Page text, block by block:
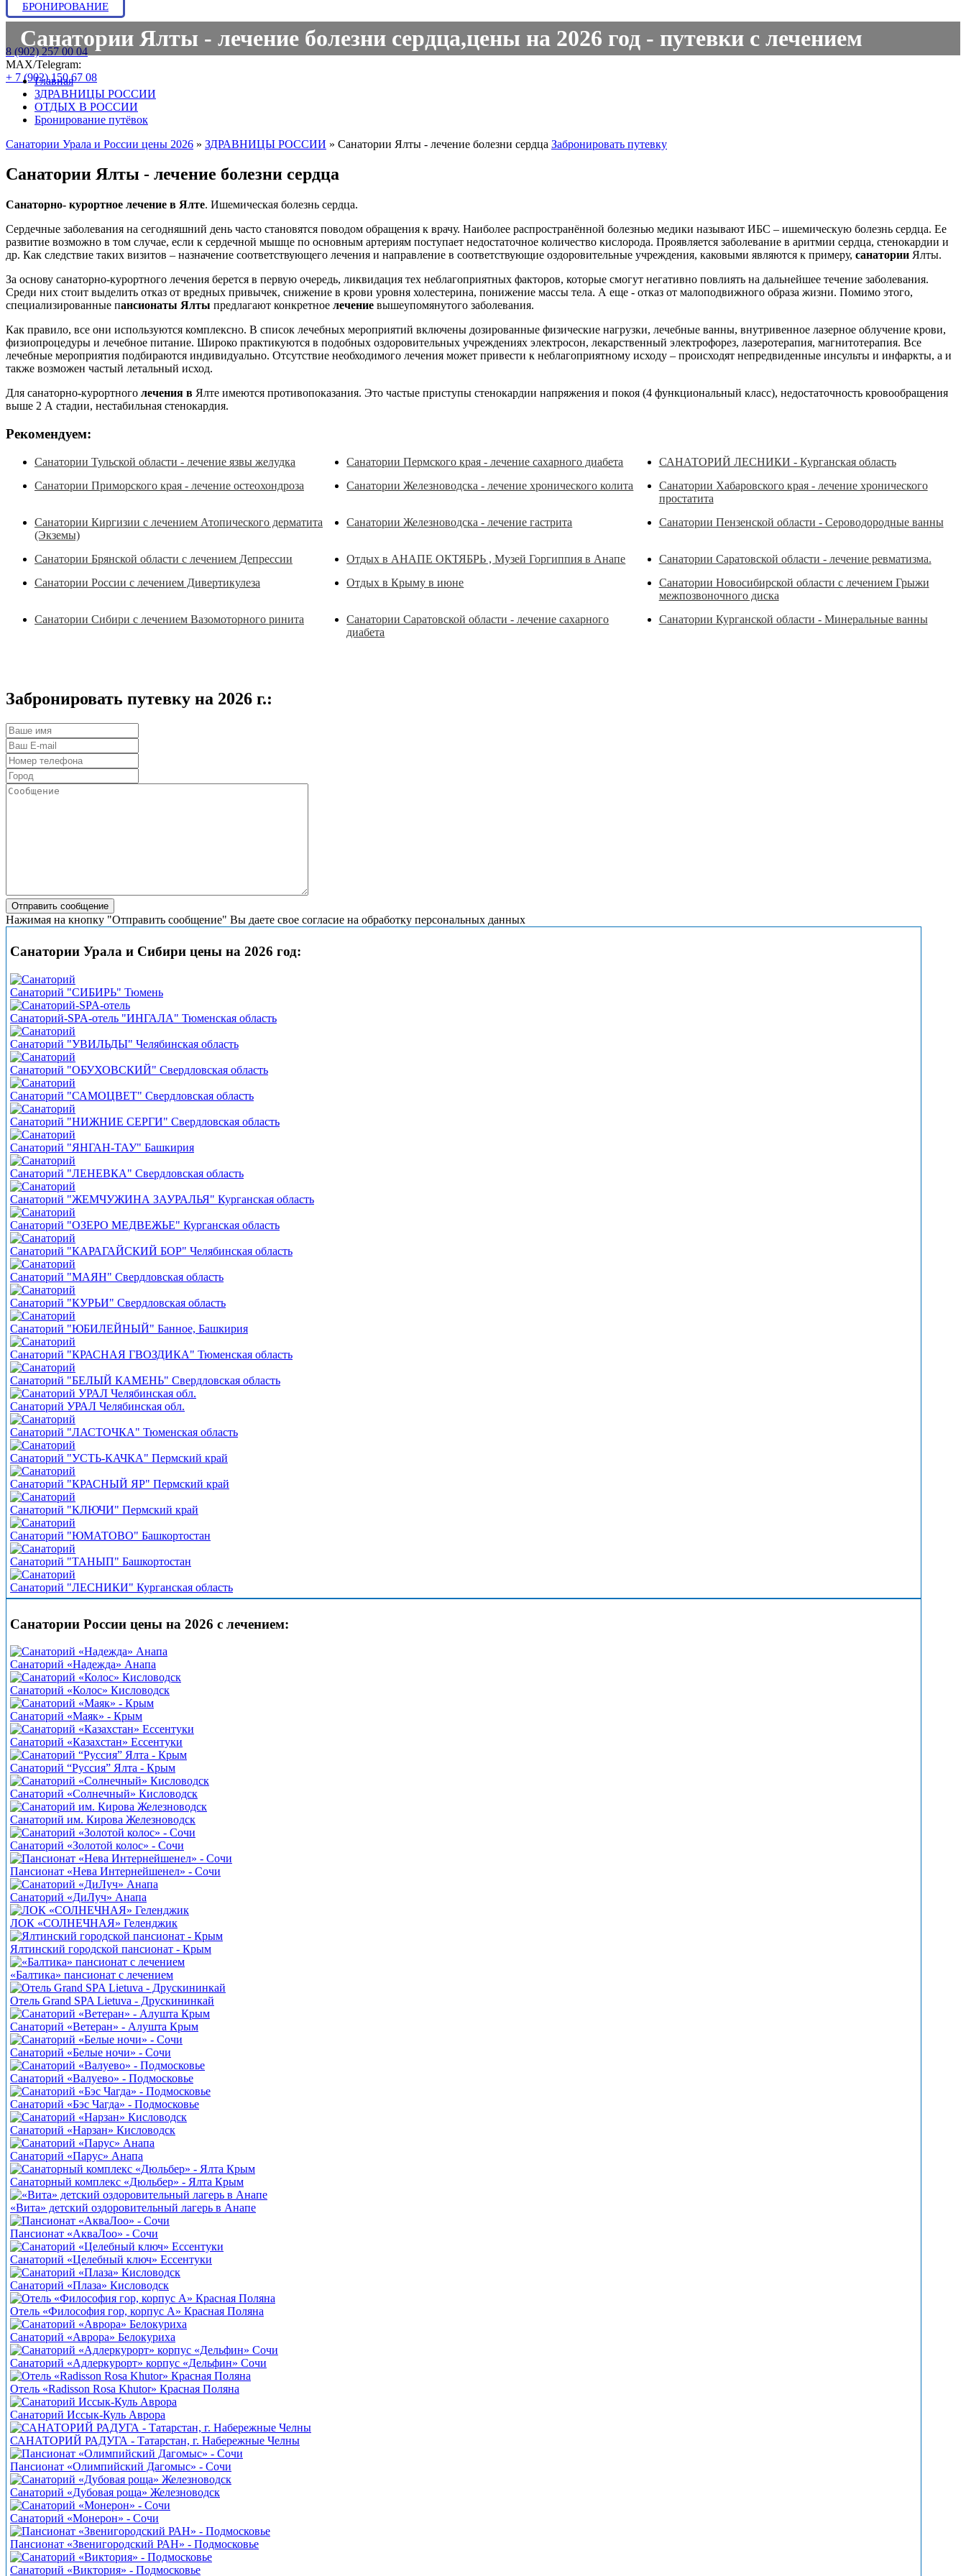
БРОНИРОВАНИЕ
8 (902) 257 00 04
МАХ/Telegram:
+ 7 (902) 150 67 08
Санатории Ялты - лечение болезни сердца,цены на 2026 год - путевки с лечением
Главная
ЗДРАВНИЦЫ РОССИИ
ОТДЫХ В РОССИИ
Бронирование путёвок
Санатории Урала и России цены 2026 » ЗДРАВНИЦЫ РОССИИ » Санатории Ялты - лечение болезни сердца Забронировать путевку
Санатории Ялты - лечение болезни сердца
Санаторно- курортное лечение в Ялте. Ишемическая болезнь сердца.
Сердечные заболевания на сегодняшний день часто становятся поводом обращения к врачу. Наиболее распространённой болезнью медики называют ИБС – ишемическую болезнь сердца. Ее
развитие возможно в том случае, если к сердечной мышце по основным артериям поступает недостаточное количество кислорода. Проявляется заболевание в аритмии сердца, стенокардии и
др. Как следствие таких визитов – назначение соответствующего лечения и направление в соответствующие оздоровительные учреждения, каковыми являются к примеру, санатории Ялты.
За основу санаторно-курортного лечения берется в первую очередь, ликвидация тех неблагоприятных факторов, которые смогут негативно повлиять на дальнейшее течение заболевания.
Среди них стоит выделить отказ от вредных привычек, снижение в крови уровня холестерина, понижение массы тела. А еще - отказ от малоподвижного образа жизни. Помимо этого,
специализированные пансионаты Ялты предлагают конкретное лечение вышеупомянутого заболевания.
Как правило, все они используются комплексно. В список лечебных мероприятий включены дозированные физические нагрузки, лечебные ванны, внутривенное лазерное облучение крови,
физиопроцедуры и лечебное питание. Широко практикуются в подобных оздоровительных учреждениях электросон, лекарственный электрофорез, лазеротерапия, магнитотерапия. Все
лечебные мероприятия подбираются индивидуально. Отсутствие необходимого лечения может привести к неблагоприятному исходу – происходят непредвиденные инсульты и инфаркты, а и
также возможен частый летальный исход.
Для санаторно-курортного лечения в Ялте имеются противопоказания. Это частые приступы стенокардии напряжения и покоя (4 функциональный класс), недостаточность кровообращения
выше 2 А стадии, нестабильная стенокардия.
Рекомендуем:
Санатории Тульской области - лечение язвы желудка Санатории Пермского края - лечение сахарного диабета
САНАТОРИЙ ЛЕСНИКИ - Курганская область
Санатории Приморского края - лечение остеохондроза
Санатории Железноводска - лечение хронического колита
Санатории Хабаровского края - лечение хронического
простатита
Санатории Киргизии с лечением Атопического дерматита
(Экземы)
Санатории Железноводска - лечение гастрита Санатории Пензенской области - Сероводородные ванны
Санатории Брянской области с лечением Депрессии Отдых в АНАПЕ ОКТЯБРЬ , Музей Горгиппия в Анапе
Санатории Саратовской области - лечение ревматизма.
Санатории России с лечением Дивертикулеза
Отдых в Крыму в июне
Санатории Новосибирской области с лечением Грыжи
межпозвоночного диска
Санатории Сибири с лечением Вазомоторного ринита
Санатории Саратовской области - лечение сахарного
диабета
Санатории Курганской области - Минеральные ванны
Забронировать путевку на 2026 г.:
Нажимая на кнопку "Отправить сообщение" Вы даете свое согласие на обработку персональных данных
Санатории Урала и Сибири цены на 2026 год:
Санаторий "СИБИРЬ" Тюмень
Санаторий-SPA-отель "ИНГАЛА" Тюменская область
Санаторий "УВИЛЬДЫ" Челябинская область
Санаторий "ОБУХОВСКИЙ" Свердловская область
Санаторий "САМОЦВЕТ" Свердловская область
Санаторий "НИЖНИЕ СЕРГИ" Свердловская область
Санаторий "ЯНГАН-ТАУ" Башкирия
Санаторий "ЛЕНЕВКА" Свердловская область
Санаторий "ЖЕМЧУЖИНА ЗАУРАЛЬЯ" Курганская область
Санаторий "ОЗЕРО МЕДВЕЖЬЕ" Курганская область
Санаторий "КАРАГАЙСКИЙ БОР" Челябинская область
Санаторий "МАЯН" Свердловская область
Санаторий "КУРЬИ" Свердловская область
Санаторий "ЮБИЛЕЙНЫЙ" Банное, Башкирия
Санаторий "КРАСНАЯ ГВОЗДИКА" Тюменская область
Санаторий "БЕЛЫЙ КАМЕНЬ" Свердловская область
Санаторий УРАЛ Челябинская обл.
Санаторий "ЛАСТОЧКА" Тюменская область
Санаторий "УСТЬ-КАЧКА" Пермский край
Санаторий "КРАСНЫЙ ЯР" Пермский край
Санаторий "КЛЮЧИ" Пермский край
Санаторий "ЮМАТОВО" Башкортостан
Санаторий "ТАНЫП" Башкортостан
Санаторий "ЛЕСНИКИ" Курганская область
Санатории России цены на 2026 с лечением:
Санаторий «Надежда» Анапа
Санаторий «Колос» Кисловодск
Санаторий «Маяк» - Крым
Санаторий «Казахстан» Ессентуки
Санаторий “Руссия” Ялта - Крым
Санаторий «Солнечный» Кисловодск
Санаторий им. Кирова Железноводск
Санаторий «Золотой колос» - Сочи
Пансионат «Нева Интернейшенел» - Сочи
Санаторий «ДиЛуч» Анапа
ЛОК «СОЛНЕЧНАЯ» Геленджик
Ялтинский городской пансионат - Крым
«Балтика» пансионат с лечением
Отель Grand SPA Lietuva - Друскининкай
Санаторий «Ветеран» - Алушта Крым
Санаторий «Белые ночи» - Сочи
Санаторий «Валуево» - Подмосковье
Санаторий «Бэс Чагда» - Подмосковье
Санаторий «Нарзан» Кисловодск
Санаторий «Парус» Анапа
Санаторный комплекс «Дюльбер» - Ялта Крым
«Вита» детский оздоровительный лагерь в Анапе
Пансионат «АкваЛоо» - Сочи
Санаторий «Целебный ключ» Ессентуки
Санаторий «Плаза» Кисловодск
Отель «Философия гор, корпус А» Красная Поляна
Санаторий «Аврора» Белокуриха
Санаторий «Адлеркурорт» корпус «Дельфин» Сочи
Отель «Radisson Rosa Khutor» Красная Поляна
Санаторий Иссык-Куль Аврора
САНАТОРИЙ РАДУГА - Татарстан, г. Набережные Челны
Пансионат «Олимпийский Дагомыс» - Сочи
Санаторий «Дубовая роща» Железноводск
Санаторий «Монерон» - Сочи
Пансионат «Звенигородский РАН» - Подмосковье
Санаторий «Виктория» - Подмосковье